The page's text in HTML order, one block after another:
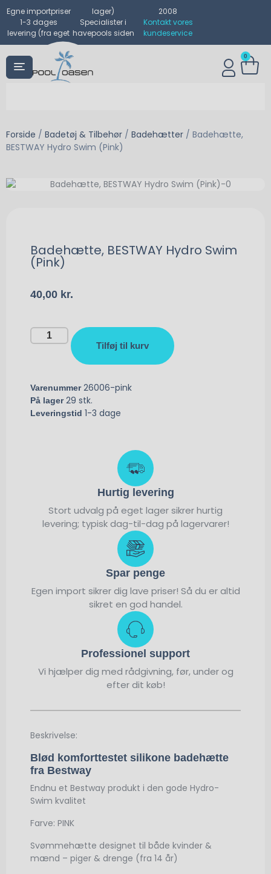
Egne importpriser
1-3 dages
levering (fra eget
lager)
Specialister i
havepools siden
2008
Kontakt vores
kundeservice
0
Forside / Badetøj & Tilbehør / Badehætter / Badehætte,
BESTWAY Hydro Swim (Pink)
Badehætte, BESTWAY Hydro Swim
(Pink)
40,00 kr.
Tilføj til kurv
Varenummer26006-pink
På lager 29 stk.
Leveringstid 1-3 dage
Hurtig levering
Stort udvalg på eget lager sikrer hurtig
levering; typisk dag-til-dag på lagervarer!
Spar penge
Egen import sikrer dig lave priser! Så du er altid
sikret en god handel.
Professionel support
Vi hjælper dig med rådgivning, før, under og
efter dit køb!
Beskrivelse:
Blød komforttestet silikone badehætte
fra Bestway
Endnu et Bestway produkt i den gode Hydro-
Swim kvalitet
Farve: PINK
Svømmehætte designet til både kvinder &
mænd – piger & drenge (fra 14 år)